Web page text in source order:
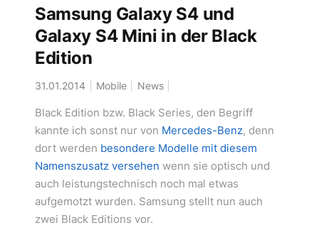
Samsung Galaxy S4 und
Galaxy S4 Mini in der Black
Edition
31.01.2014 Mobile News
Black Edition bzw. Black Series, den Begriff
kannte ich sonst nur von Mercedes-Benz, denn
dort werden besondere Modelle mit diesem
Namenszusatz versehen wenn sie optisch und
auch leistungstechnisch noch mal etwas
aufgemotzt wurden. Samsung stellt nun auch
zwei Black Editions vor.